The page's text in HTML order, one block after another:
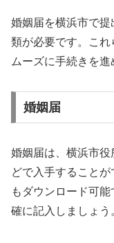
婚姻届を横浜市で
類が必要です。こ
ムーズに手続きを進
婚姻届
婚姻届は、横浜市
どで入手すること
もダウンロード可
確に記入しましょう